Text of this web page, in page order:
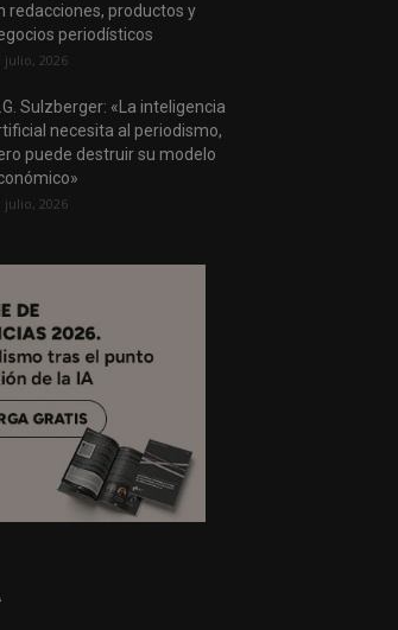
redacciones, productos y
periodísticos
julio, 2026
Sulzberger: «La inteligencia
necesita al periodismo,
puede destruir su modelo
julio, 2026